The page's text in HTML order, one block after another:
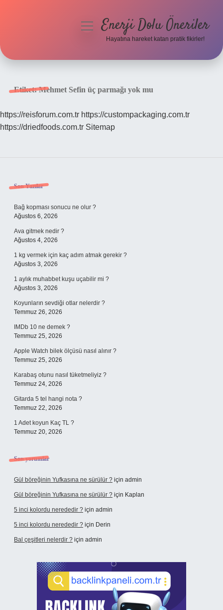
Hakkımızda
menüyüEnerji Dolu Öneriler
Hayatına hareket katan pratik fikirler!
Etiket:Mehmet Sefin üç parmağı yok mu
https://reisforum.com.tr https://custompackaging.com.tr
https://driedfoods.com.tr Sitemap
Sidebar
Son Yazılar
Bağ kopması sonucu ne olur ?
Ağustos 6, 2026
Ava gitmek nedir ?
Ağustos 4, 2026
1 kg vermek için kaç adım atmak gerekir ?
Ağustos 3, 2026
1 aylık muhabbet kuşu uçabilir mi ?
Ağustos 3, 2026
Koyunların sevdiği otlar nelerdir ?
Temmuz 26, 2026
IMDb 10 ne demek ?
Temmuz 25, 2026
Apple Watch bilek ölçüsü nasıl alınır ?
Temmuz 25, 2026
Karabaş otunu nasıl tüketmeliyiz ?
Temmuz 24, 2026
Gitarda 5 tel hangi nota ?
Temmuz 22, 2026
1 Adet koyun Kaç TL ?
Temmuz 20, 2026
Son yorumlar
Gül böreğinin Yufkasına ne sürülür ? için admin
Gül böreğinin Yufkasına ne sürülür ? için Kaplan
5 inci kolordu nerededir ? için admin
5 inci kolordu nerededir ? için Derin
Bal çeşitleri nelerdir ? için admin